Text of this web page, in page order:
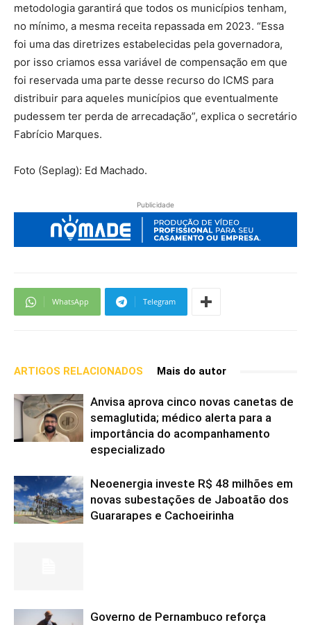
metodologia garantirá que todos os municípios tenham,
no mínimo, a mesma receita repassada em 2023. “Essa
foi uma das diretrizes estabelecidas pela governadora,
por isso criamos essa variável de compensação em que
foi reservada uma parte desse recurso do ICMS para
distribuir para aqueles municípios que eventualmente
pudessem ter perda de arrecadação”, explica o secretário
Fabrício Marques.
Foto (Seplag): Ed Machado.
Publicidade
WhatsApp Telegram
ARTIGOS RELACIONADOS Mais do autor
Anvisa aprova cinco novas canetas de
semaglutida; médico alerta para a
importância do acompanhamento
especializado
Neoenergia investe R$ 48 milhões em
novas subestações de Jaboatão dos
Guararapes e Cachoeirinha
Governo de Pernambuco reforça